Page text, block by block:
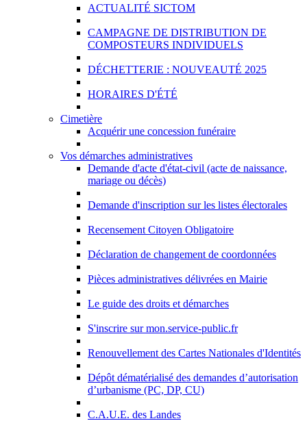
ACTUALITÉ SICTOM
CAMPAGNE DE DISTRIBUTION DE
COMPOSTEURS INDIVIDUELS
DÉCHETTERIE : NOUVEAUTÉ 2025
HORAIRES D'ÉTÉ
Cimetière
Acquérir une concession funéraire
Vos démarches administratives
Demande d'acte d'état-civil (acte de naissance,
mariage ou décès)
Demande d'inscription sur les listes électorales
Recensement Citoyen Obligatoire
Déclaration de changement de coordonnées
Pièces administratives délivrées en Mairie
Le guide des droits et démarches
S'inscrire sur mon.service-public.fr
Renouvellement des Cartes Nationales d'Identités
Dépôt dématérialisé des demandes d’autorisation
d’urbanisme (PC, DP, CU)
C.A.U.E. des Landes